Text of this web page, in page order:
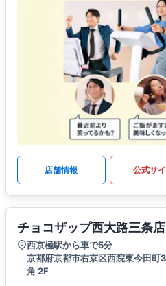
店舗情報 公式サ
チョコザップ西大路三条店
西京極駅から車で5分
京都府京都市右京区西院東今田町
角 2F